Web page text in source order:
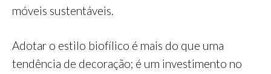
móveis sustentáveis.
Adotar o estilo biofílico é mais do que uma
tendência de decoração; é um investimento no